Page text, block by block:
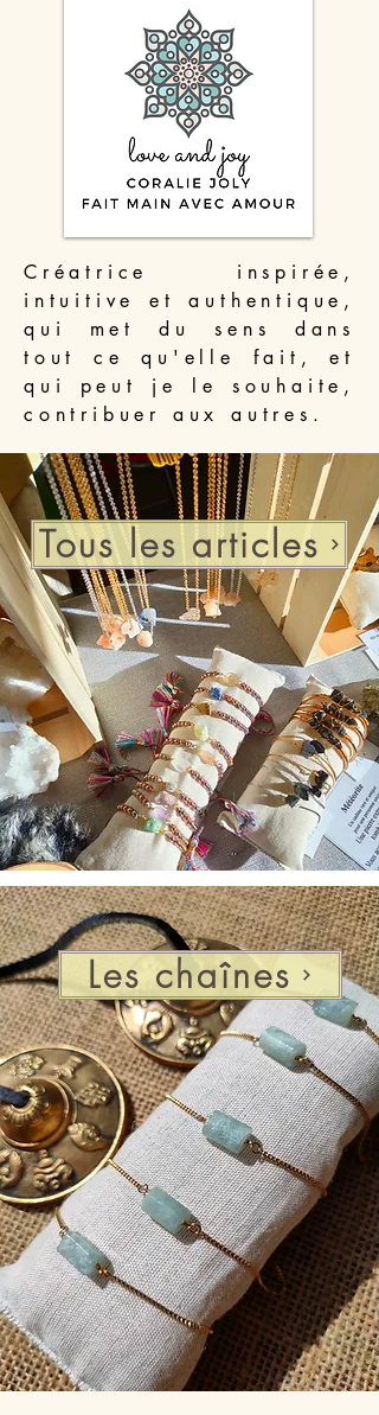
Créatrice inspirée,
intuitive et authentique,
qui met du sens dans
tout ce qu'elle fait, et
qui peut je le souhaite,
contribuer aux autres.
Tous les articles
Les chaînes